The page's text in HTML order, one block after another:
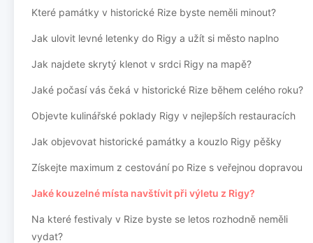
Které památky v historické Rize byste neměli minout?
Jak ulovit levné letenky do Rigy a užít si město naplno
Jak najdete skrytý klenot v srdci Rigy na mapě?
Jaké počasí vás čeká v historické Rize během celého roku?
Objevte kulinářské poklady Rigy v nejlepších restauracích
Jak objevovat historické památky a kouzlo Rigy pěšky
Získejte maximum z cestování po Rize s veřejnou dopravou
Jaké kouzelné místa navštívit při výletu z Rigy?
Na které festivaly v Rize byste se letos rozhodně neměli
vydat?